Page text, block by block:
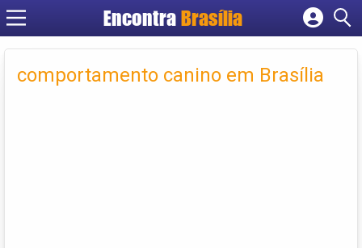
EncontraBrasília
Cadastrar empresa
Criar conta
comportamento canino em Brasília